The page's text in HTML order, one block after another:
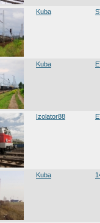
Kuba
Kuba
Izolator88
Kuba